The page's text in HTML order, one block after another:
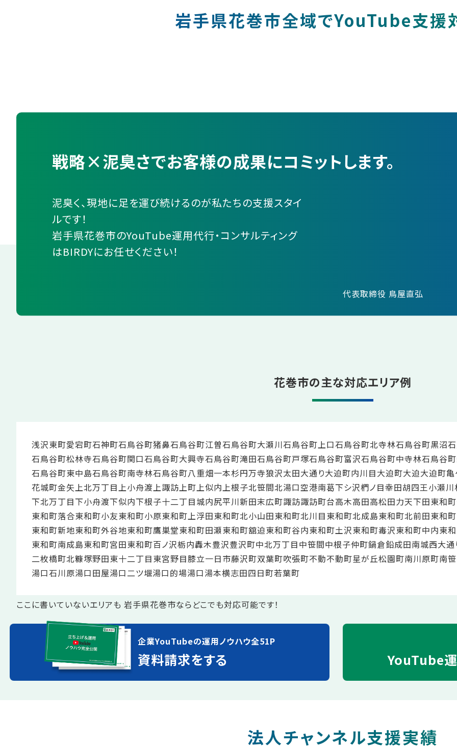
岩手県花巻市全域でYouTube支援
戦略×泥臭さでお客様の成果にコミットします。
泥臭く、現地に足を運び続けるのが私たちの支援スタイ
ルです！
岩手県花巻市のYouTube運用代行・コンサルティング
はBIRDYにお任せください！
代表取締役 鳥屋直弘
花巻市の主な対応エリア例
浅沢東町愛宕町石神町石鳥谷町猪鼻石鳥谷町江曽石鳥谷町大瀬川石鳥谷町上口石鳥谷町北寺林石鳥谷町黒沼
石鳥谷町松林寺石鳥谷町関口石鳥谷町大興寺石鳥谷町滝田石鳥谷町戸塚石鳥谷町富沢石鳥谷町中寺林石鳥谷
石鳥谷町東中島石鳥谷町南寺林石鳥谷町八重畑一本杉円万寺狼沢太田大通り大迫町内川目大迫町大迫大迫町
花城町金矢 上北万丁目 上小舟渡 上諏訪 上町 上似内 上根子北笹間北湯口空港南葛下シ沢椚ノ目幸田胡四王小瀬川
下北万丁目下小舟渡下似内下根子十二丁目城内尻平川新田末広町諏訪諏訪町台高木高田高松田力天下田東和
東和町落合東和町小友東和町小原東和町上浮田東和町北小山田東和町北川目東和町北成島東和町北前田東和
東和町新地東和町外谷地東和町鷹巣堂東和町田瀬東和町舘迫東和町谷内東和町土沢東和町毒沢東和町中内東
東和町南成島東和町宮田東和町百ノ沢栃内轟木豊沢豊沢町中北万丁目中笹間中根子仲町鍋倉鉛成田南城西大通
二枚橋町北糠塚野田東十二丁目東宮野目膝立一日市藤沢町双葉町吹張町不動不動町星が丘松園町南川原町南
湯口石川原湯口田屋湯口二ツ堰湯口的場湯口湯本横志田四日町若葉町
ここに書いていないエリアも 岩手県花巻市ならどこでも対応可能です！
企業YouTubeの運用ノウハウ全51P
資料請求をする YouTube
法人チャンネル支援実績